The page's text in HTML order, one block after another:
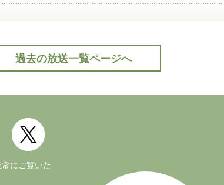
過去の放送一覧ページへ
公式Twitter(外部サイト)
にご覧いた